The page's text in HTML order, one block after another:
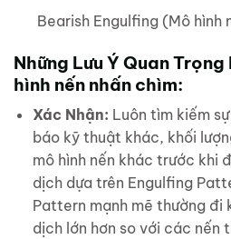
Bearish Engulfing (Mô hình
Những Lưu Ý Quan Trọng
hình nến nhấn chìm:
Xác Nhận: Luôn tìm kiếm
báo kỹ thuật khác, khối
mô hình nến khác trước khi
dịch dựa trên Engulfing
Pattern mạnh mẽ thường đi
dịch lớn hơn so với các nến